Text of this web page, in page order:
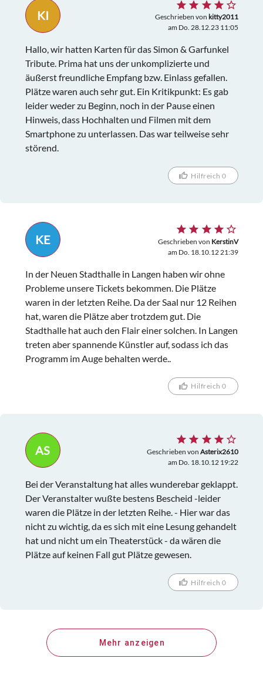
KI Geschrieben von kitty2011
am Do. 28.12.23 11:05
Hallo, wir hatten Karten für das Simon & Garfunkel
Tribute. Prima hat uns der unkomplizierte und
äußerst freundliche Empfang bzw. Einlass gefallen.
Plätze waren auch sehr gut. Ein Kritikpunkt: Es gab
leider weder zu Beginn, noch in der Pause einen
Hinweis, dass Hochhalten und Filmen mit dem
Smartphone zu unterlassen. Das war teilweise sehr
störend.
Hilfreich 0
KE Geschrieben von KerstinV
am Do. 18.10.12 21:39
In der Neuen Stadthalle in Langen haben wir ohne
Probleme unsere Tickets bekommen. Die Plätze
waren in der letzten Reihe. Da der Saal nur 12 Reihen
hat, waren die Plätze aber trotzdem gut. Die
Stadthalle hat auch den Flair einer solchen. In Langen
treten aber spannende Künstler auf, sodass ich das
Programm im Auge behalten werde..
Hilfreich 0
AS Geschrieben von Asterix2610
am Do. 18.10.12 19:22
Bei der Veranstaltung hat alles wunderebar geklappt.
Der Veranstalter wußte bestens Bescheid -leider
waren die Plätze in der letzten Reihe. - Hier war das
nicht zu wichtig, da es sich mit eine Lesung gehandelt
hat und nicht um ein Theaterstück - da wären die
Plätze auf keinen Fall gut Plätze gewesen.
Hilfreich 0
Mehr anzeigen